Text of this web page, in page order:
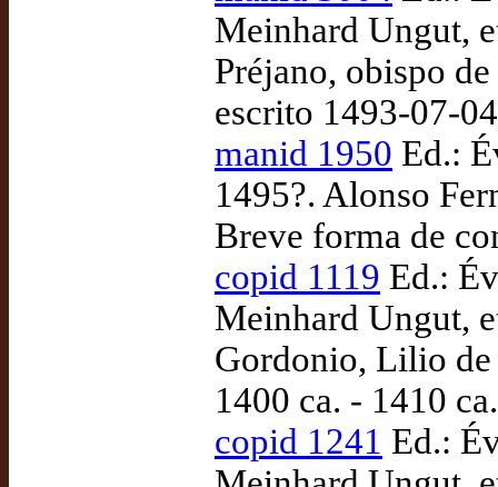
Meinhard Ungut,
Préjano, obispo
escrito 1493-07-
manid 1950 Ed.:
1495?. Alonso
Breve forma de
copid 1119 Ed.:
Meinhard Ungut,
Gordonio, Lilio
1400 ca. - 1410 ca.
copid 1241 Ed.: